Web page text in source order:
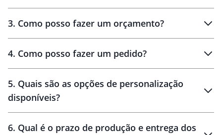
personalizados
3. Como posso fazer um orçamento?
brinde
personalização
4. Como posso fazer um pedido?
amostra virtual
5. Quais são as opções de personalização
disponíveis?
6. Qual é o prazo de produção e entrega dos